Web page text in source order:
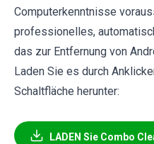
Computerkenntnisse
professionelles,
das zur Entfernung von
Laden Sie es durch
Schaltfläche herunter:
LADEN Sie Combo